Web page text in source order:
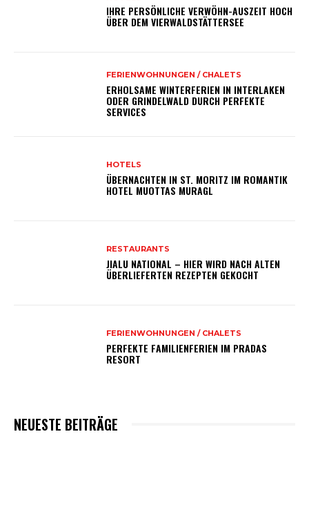
IHRE PERSÖNLICHE VERWÖHN-AUSZEIT HOCH
ÜBER DEM VIERWALDSTÄTTERSEE
FERIENWOHNUNGEN / CHALETS
ERHOLSAME WINTERFERIEN IN INTERLAKEN
ODER GRINDELWALD DURCH PERFEKTE
SERVICES
HOTELS
ÜBERNACHTEN IN ST. MORITZ IM ROMANTIK
HOTEL MUOTTAS MURAGL
RESTAURANTS
JIALU NATIONAL – HIER WIRD NACH ALTEN
ÜBERLIEFERTEN REZEPTEN GEKOCHT
FERIENWOHNUNGEN / CHALETS
PERFEKTE FAMILIENFERIEN IM PRADAS
RESORT
NEUESTE BEITRÄGE